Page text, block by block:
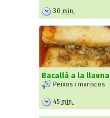
30 min.
Bacallà a la llauna
Peixos i mariscos
45 min.